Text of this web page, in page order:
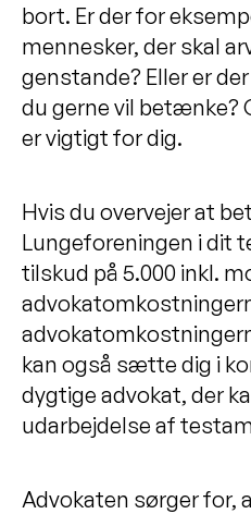
bort. Er der for
mennesker, der skal
genstande? Eller er
du gerne vil betænke?
er vigtigt for dig.
Hvis du overvejer at
Lungeforeningen i dit
tilskud på 5.000 inkl.
kan også sætte dig i
dygtige advokat, der
udarbejdelse af
Advokaten sørger for,